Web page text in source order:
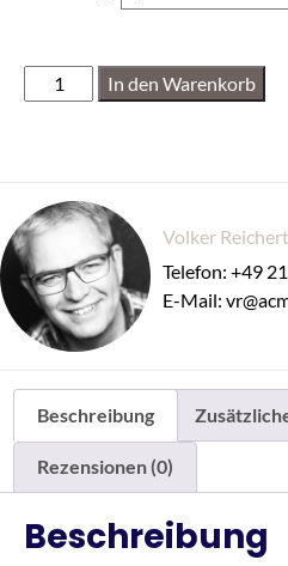
In den Warenkorb
Volker Reichert
Telefon: +49
E-Mail:
Beschreibung
Rezensionen (0)
Beschreibung